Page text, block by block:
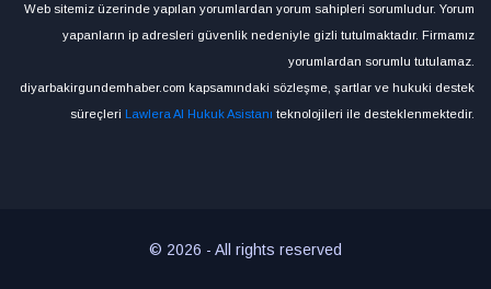
Web sitemiz üzerinde yapılan yorumlardan yorum sahipleri sorumludur. Yorum
yapanların ip adresleri güvenlik nedeniyle gizli tutulmaktadır. Firmamız
yorumlardan sorumlu tutulamaz.
diyarbakirgundemhaber.com kapsamındaki sözleşme, şartlar ve hukuki destek
süreçleri Lawlera AI Hukuk Asistanı teknolojileri ile desteklenmektedir.
© 2026 - All rights reserved